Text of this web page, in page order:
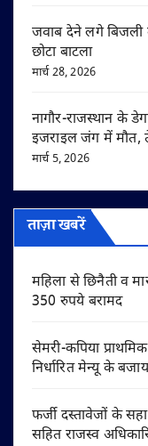
जवाब देने लगे बिजली
छोटा बाटला
मार्च 28, 2026
नागौर-राजस्थान के
इजराइल जंग में मौत,
मार्च 5, 2026
ताज़ा खबरें
महिला से छिनैती व
350 रुपये बरामद
सेमरी-कपिया
निर्धारित मेन्यू के
फर्जी दस्तावेजों के
सहित राजस्व